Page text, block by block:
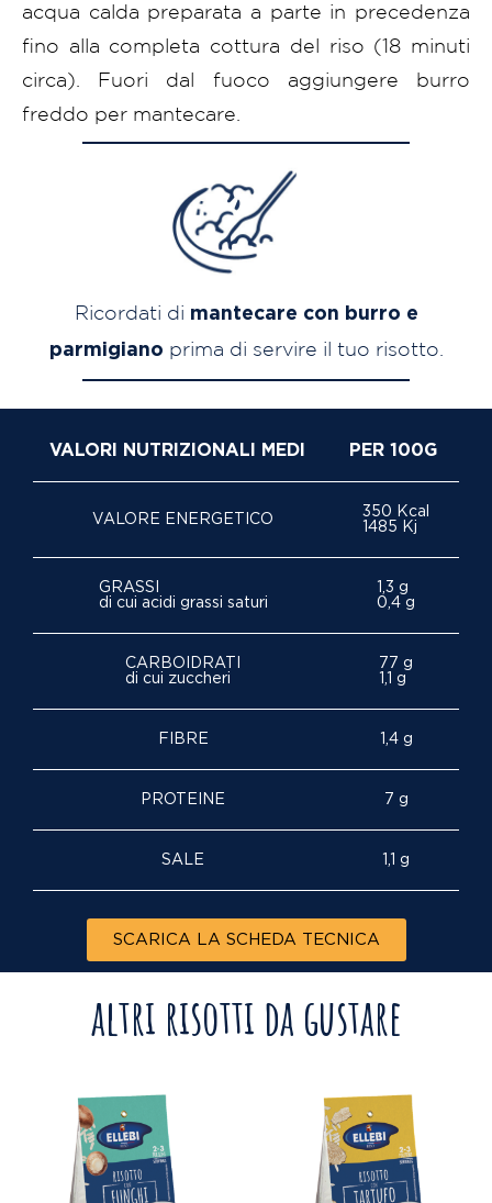
acqua calda preparata a parte in precedenza
fino alla completa cottura del riso (18 minuti
circa). Fuori dal fuoco aggiungere burro
freddo per mantecare.
Ricordati di mantecare con burro e
parmigiano prima di servire il tuo risotto.
VALORI NUTRIZIONALI MEDI PER 100G
VALORE ENERGETICO
350 Kcal
1485 Kj
GRASSI
di cui acidi grassi saturi
1,3 g
0,4 g
CARBOIDRATI
di cui zuccheri
77 g
1,1 g
FIBRE 1,4 g
PROTEINE 7 g
SALE 1,1 g
SCARICA LA SCHEDA TECNICA
altri risotti da gustare